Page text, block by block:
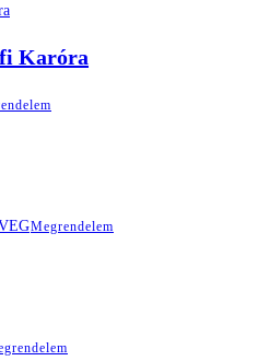
Karóra
Megrendelem